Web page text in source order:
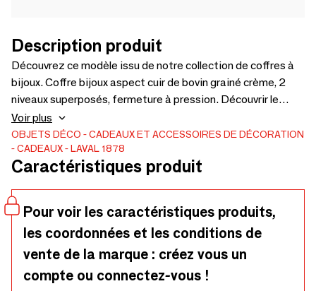
Description produit
Découvrez ce modèle issu de notre collection de coffres à
bijoux. Coffre bijoux aspect cuir de bovin grainé crème, 2
niveaux superposés, fermeture à pression. Découvrir le
produit
Voir plus
OBJETS DÉCO
CADEAUX ET ACCESSOIRES DE DÉCORATION
CADEAUX
LAVAL 1878
Caractéristiques produit
Pour voir les caractéristiques produits,
les coordonnées et les conditions de
vente de la marque : créez vous un
compte ou connectez-vous !